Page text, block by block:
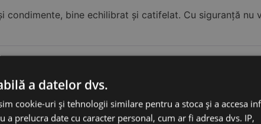
condimente, bine echilibrat și catifelat. Cu siguranță nu
consum alcool, dar acest vin are un gust rafinat .
a datelor dvs.
cookie-uri și tehnologii similare pentru a stoca și a accesa
a prelucra date cu caracter personal, cum ar fi adresa dvs. IP,